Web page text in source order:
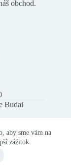
aby sme vám na
zážitok.
obchod.
Budai